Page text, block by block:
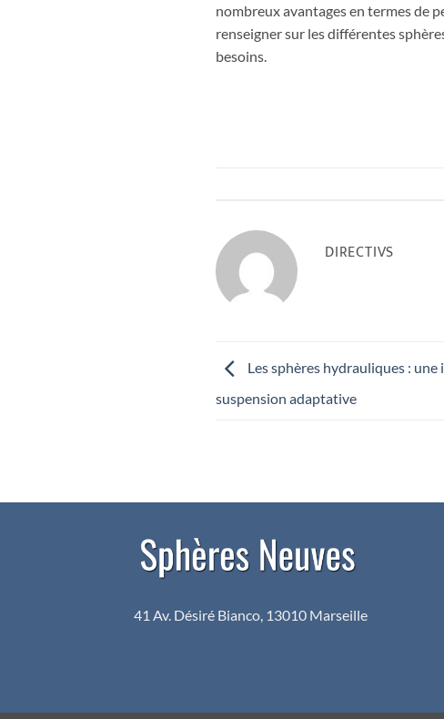
nombreux avantages en termes de
renseigner sur les différentes
besoins.
DIRECTIVS
Les sphères hydrauliques :
suspension adaptative
41 Av. Désiré Bianco, 13010 Marseille